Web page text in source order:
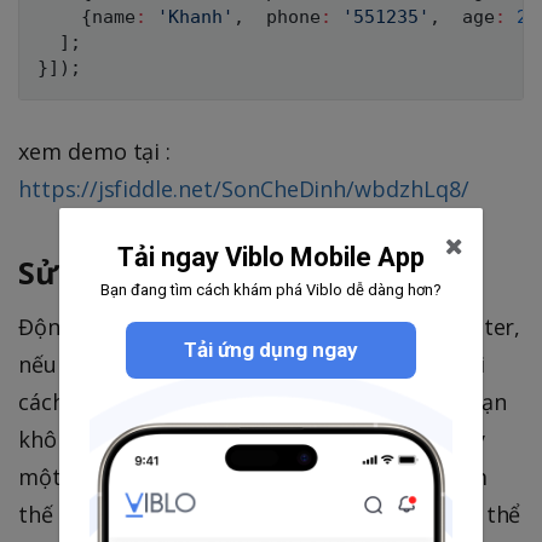
{name : 'Khanh' ,
  phone
: '551235' ,
  age
: 29
] ;
}] ) ;
xem demo tại :
https://jsfiddle.net/SonCheDinh/wbdzhLq8/
Sử dụng filter động
Động ở đây nghĩa là bạn sẽ không fix cứng filter,
nếu bạn sử dụng order filter thì việc thay đổi
cách sắp xếp sẽ thường xuyên xảy ra vì thế bạn
không thể fix cứng nó theo tên, hay tuổi, hay
một attribute nào đó được. Vậy bạn phải làm
thế nào? Tất nhiên với angularJS chúng ta có thể
Tải ngay Viblo Mobile App
Bạn đang tìm cách khám phá Viblo dễ dàng hơn?
Tải ứng dụng ngay